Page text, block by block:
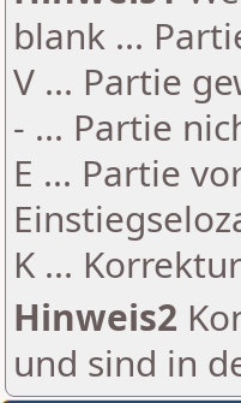
blank ...
V ... Partie
- ... Partie
E ... Partie
K ...
Hinweis2
und sind in